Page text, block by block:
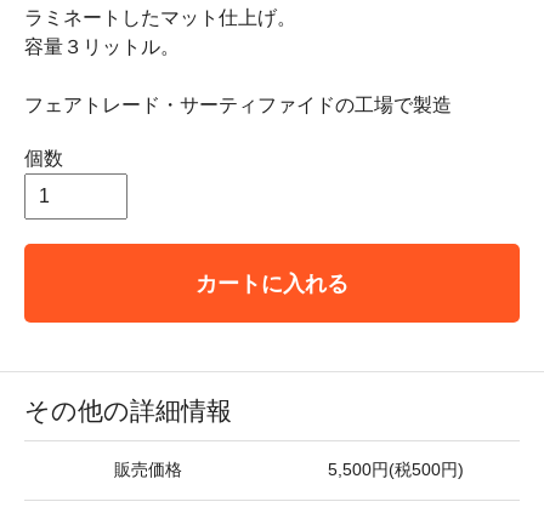
ラミネートしたマット仕上げ。
容量３リットル。
フェアトレード・サーティファイドの工場で製造
個数
カートに入れる
その他の詳細情報
販売価格 5,500円(税500円)